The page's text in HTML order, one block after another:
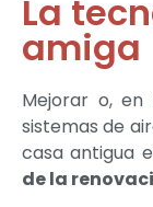
La
amiga
Mejorar o,
sistemas de
casa antigua
de la